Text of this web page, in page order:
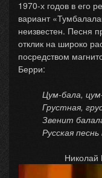
1970-х годов в его
вариант
неизвестен. Песня
отклик на широко
посредством
Берри:
Цум-бала,
Грустная,
Звенит
Русская
Николай